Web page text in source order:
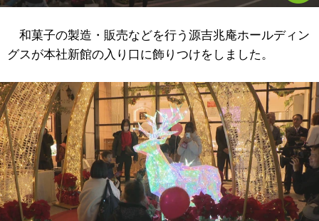
和菓子の製造・販売などを行う源吉兆庵ホールディン
グスが本社新館の入り口に飾りつけをしました。